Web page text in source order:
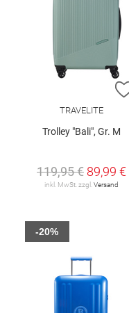
TRAVELITE
Trolley "Bali", Gr. M
119,95 € 89,99 €
inkl. MwSt. zzgl. Versand
-20%